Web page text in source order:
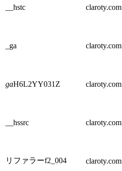
__hstc claroty.com
_ga claroty.com
gaH6L2YY031Z claroty.com
__hssrc claroty.com
リファラーf2_004 claroty.com